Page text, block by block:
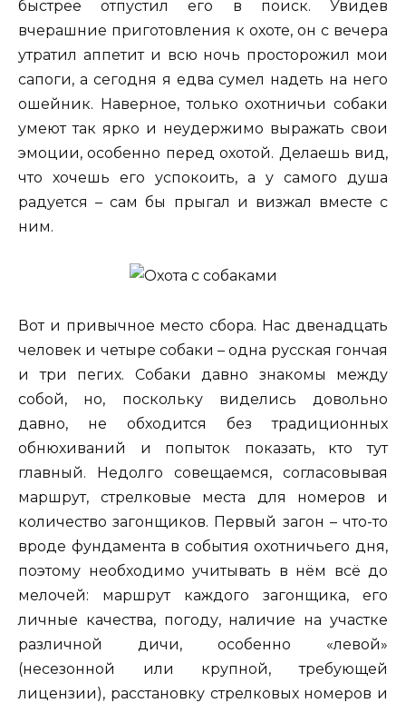
быстрее отпустил его в поиск. Увидев
вчерашние приготовления к охоте, он с вечера
утратил аппетит и всю ночь просторожил мои
сапоги, а сегодня я едва сумел надеть на него
ошейник. Наверное, только охотничьи собаки
умеют так ярко и неудержимо выражать свои
эмоции, особенно перед охотой. Делаешь вид,
что хочешь его успокоить, а у самого душа
радуется – сам бы прыгал и визжал вместе с
ним.
Вот и привычное место сбора. Нас двенадцать
человек и четыре собаки – одна русская гончая
и три пегих. Собаки давно знакомы между
собой, но, поскольку виделись довольно
давно, не обходится без традиционных
обнюхиваний и попыток показать, кто тут
главный. Недолго совещаемся, согласовывая
маршрут, стрелковые места для номеров и
количество загонщиков. Первый загон – что-то
вроде фундамента в события охотничьего дня,
поэтому необходимо учитывать в нём всё до
мелочей: маршрут каждого загонщика, его
личные качества, погоду, наличие на участке
различной дичи, особенно «левой»
(несезонной или крупной, требующей
лицензии), расстановку стрелковых номеров и